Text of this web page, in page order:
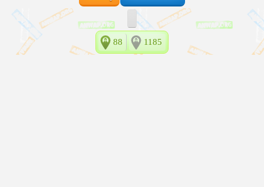
88 1185